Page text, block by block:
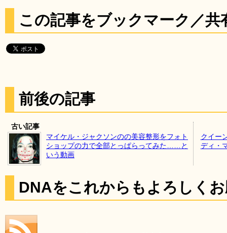
この記事をブックマーク／共
前後の記事
古い記事
マイケル・ジャクソンのの美容整形をフォト
ショップの力で全部とっぱらってみた……と
いう動画
クイー
ディ・
DNAをこれからもよろしく